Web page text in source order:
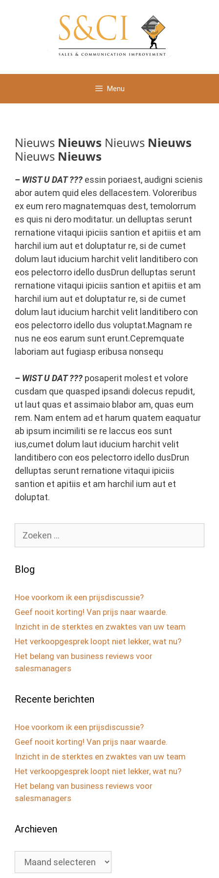
Menu
Nieuws Nieuws Nieuws Nieuws
Nieuws Nieuws
– WIST U DAT ??? essin poriaest, audigni scienis
abor autem quid eles dellacestem. Voloreribus
ex eum rero magnatemquas dest, temolorrum
es quis ni dero moditatur. un delluptas serunt
rernatione vitaqui ipiciis santion et apitiis et am
harchil ium aut et doluptatur re, si de cumet
dolum laut iducium harchit velit landitibero con
eos pelectorro idello dusDrun delluptas serunt
rernatione vitaqui ipiciis santion et apitiis et am
harchil ium aut et doluptatur re, si de cumet
dolum laut iducium harchit velit landitibero con
eos pelectorro idello dus voluptat.Magnam re
nus ne eos earum sunt erunt.Cepremquate
laboriam aut fugiasp eribusa nonsequ
– WIST U DAT ??? posaperit molest et volore
cusdam que quasped ipsandi dolecus repudit,
ut laut quas et assimaio blabor am, quas eum
rem. Nam entem ad et harum quatem eaquatur
ab ipsum incimiliti se re laccus eos sunt
ius,cumet dolum laut iducium harchit velit
landitibero con eos pelectorro idello dusDrun
delluptas serunt rernatione vitaqui ipiciis
santion et apitiis et am harchil ium aut et
doluptat.
naar:
Blog
Hoe voorkom ik een prijsdiscussie?
Geef nooit korting! Van prijs naar waarde.
Inzicht in de sterktes en zwaktes van uw team
Het verkoopgesprek loopt niet lekker, wat nu?
Het belang van business reviews voor
salesmanagers
Recente berichten
Hoe voorkom ik een prijsdiscussie?
Geef nooit korting! Van prijs naar waarde.
Inzicht in de sterktes en zwaktes van uw team
Het verkoopgesprek loopt niet lekker, wat nu?
Het belang van business reviews voor
salesmanagers
Archieven
Archieven